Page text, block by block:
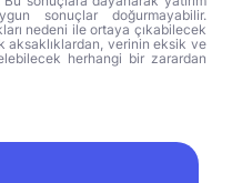
sonuçlar doğurmayabilir.
nedeni ile ortaya çıkabilecek
aksaklıklardan, verinin eksik ve
herhangi bir zarardan